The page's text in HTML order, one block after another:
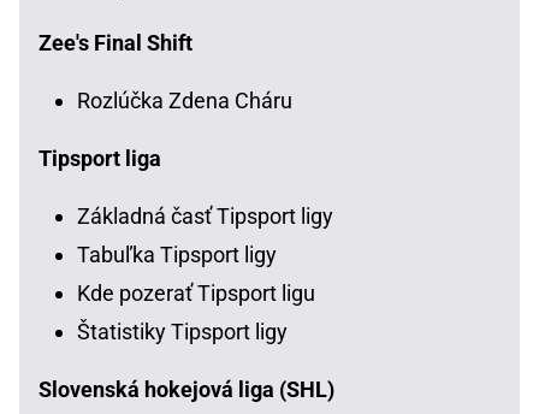
Zee's Final Shift
Rozlúčka Zdena Cháru
Tipsport liga
Základná časť Tipsport ligy
Tabuľka Tipsport ligy
Kde pozerať Tipsport ligu
Štatistiky Tipsport ligy
Slovenská hokejová liga (SHL)